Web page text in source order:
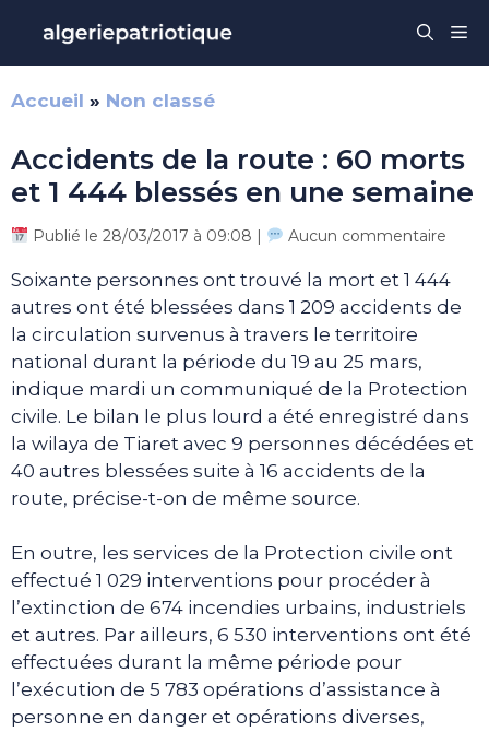
contenu
Accueil » Non classé
Accidents de la route : 60 morts
et 1 444 blessés en une semaine
Publié le 28/03/2017 à 09:08 | Aucun commentaire
Soixante personnes ont trouvé la mort et 1 444
autres ont été blessées dans 1 209 accidents de
la circulation survenus à travers le territoire
national durant la période du 19 au 25 mars,
indique mardi un communiqué de la Protection
civile. Le bilan le plus lourd a été enregistré dans
la wilaya de Tiaret avec 9 personnes décédées et
40 autres blessées suite à 16 accidents de la
route, précise-t-on de même source.
En outre, les services de la Protection civile ont
effectué 1 029 interventions pour procéder à
l’extinction de 674 incendies urbains, industriels
et autres. Par ailleurs, 6 530 interventions ont été
effectuées durant la même période pour
l’exécution de 5 783 opérations d’assistance à
personne en danger et opérations diverses,